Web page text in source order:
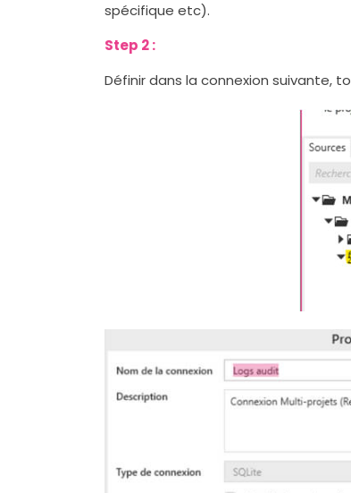
spécifique etc).
Step 2 :
Définir dans la connexion suivante,